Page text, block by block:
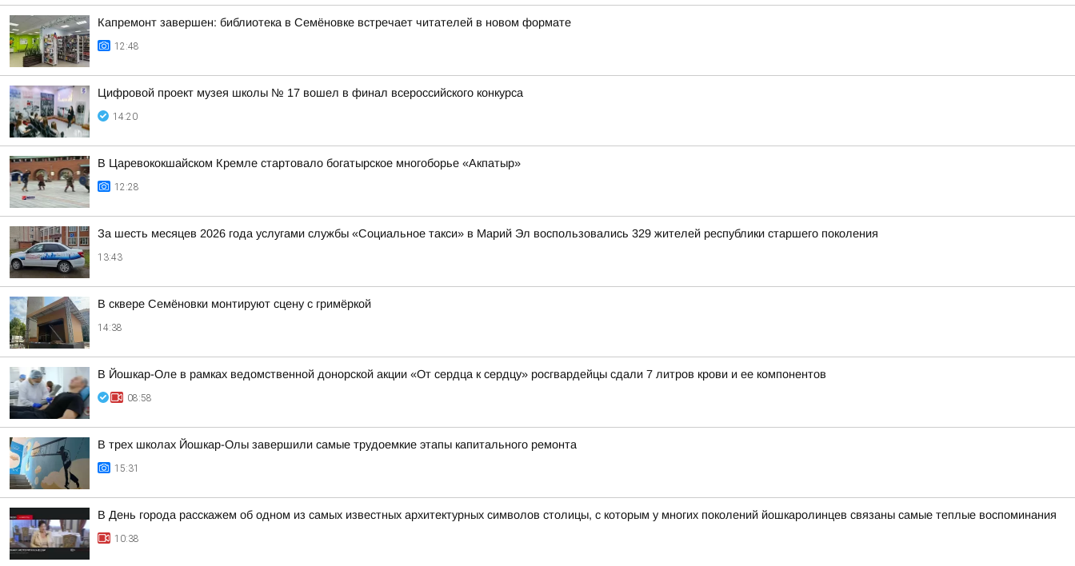
Капремонт завершен: библиотека в Семёновке встречает читателей в новом формате
12:48
Цифровой проект музея школы № 17 вошел в финал всероссийского конкурса
14:20
В Царевококшайском Кремле стартовало богатырское многоборье «Акпатыр»
12:28
За шесть месяцев 2026 года услугами службы «Социальное такси» в Марий Эл воспользовались 329 жителей республики старшего поколения
13:43
В сквере Семёновки монтируют сцену с гримёркой
14:38
В Йошкар-Оле в рамках ведомственной донорской акции «От сердца к сердцу» росгвардейцы сдали 7 литров крови и ее компонентов
08:58
В трех школах Йошкар-Олы завершили самые трудоемкие этапы капитального ремонта
15:31
В День города расскажем об одном из самых известных архитектурных символов столицы, с которым у многих поколений йошкаролинцев связаны самые теплые воспоминания
10:38